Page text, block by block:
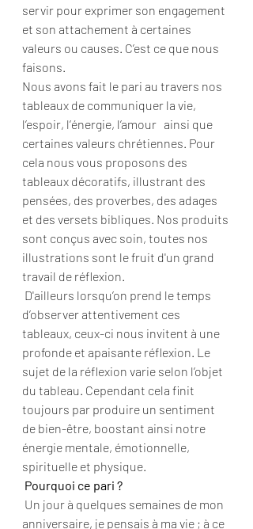
servir pour exprimer son engagement
et son attachement à certaines
valeurs ou causes. C’est ce que nous
faisons.
Nous avons fait le pari au travers nos
tableaux de communiquer la vie,
l’espoir, l’énergie, l’amour   ainsi que
certaines valeurs chrétiennes. Pour
cela nous vous proposons des
tableaux décoratifs, illustrant des
pensées, des proverbes, des adages
et des versets bibliques. Nos produits
sont conçus avec soin, toutes nos
illustrations sont le fruit d'un grand
travail de réflexion.
d’observer attentivement ces
tableaux, ceux-ci nous invitent à une
profonde et apaisante réflexion. Le
sujet de la réflexion varie selon l’objet
du tableau. Cependant cela finit
toujours par produire un sentiment
de bien-être, boostant ainsi notre
énergie mentale, émotionnelle,
spirituelle et physique.
Pourquoi ce pari ?
anniversaire, je pensais à ma vie ; à ce